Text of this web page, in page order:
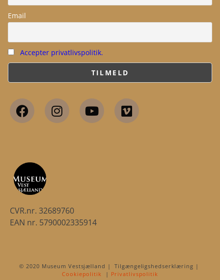
Email
Accepter privatlivspolitik.
CVR.nr. 32689760
EAN nr. 5790002335914
© 2020 Museum Vestsjælland | Tilgængeligshedserklæring |
Cookiepolitik | Privatlivspolitik